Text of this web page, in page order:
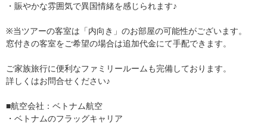
・賑やかな雰囲気で異国情緒を感じられます♪
※当ツアーの客室は「内向き」のお部屋の可能性がございます。
窓付きの客室をご希望の場合は追加代金にて手配できます。
ご家族旅行に便利なファミリールームも完備しております。
詳しくはお問合せください♪
■航空会社：ベトナム航空
・ベトナムのフラッグキャリア